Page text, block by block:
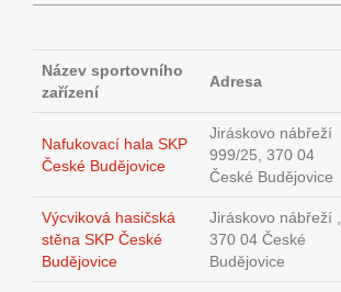
Název sportovního
zařízení
Adresa
Nafukovací hala SKP
České Budějovice
Jiráskovo nábřeží
999/25, 370 04
České Budějovice
Výcviková hasičská
stěna SKP České
Budějovice
Jiráskovo nábřeží ,
370 04 České
Budějovice